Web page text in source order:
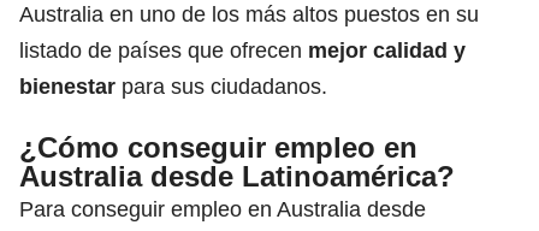
Australia en uno de los más altos puestos en su
listado de países que ofrecen mejor calidad y
bienestar para sus ciudadanos.
¿Cómo conseguir empleo en
Australia desde Latinoamérica?
Para conseguir empleo en Australia desde